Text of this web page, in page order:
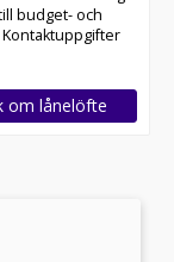
budget- och
om lånelöfte